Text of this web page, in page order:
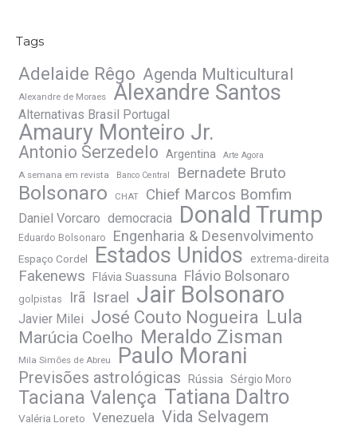
Tags
Adelaide Rêgo Agenda Multicultural
Alexandre de Moraes Alexandre Santos
Alternativas Brasil Portugal
Amaury Monteiro Jr.
Antonio Serzedelo Argentina Arte Agora
A semana em revista Banco Central Bernadete Bruto
Bolsonaro CHAT Chief Marcos Bomfim
Daniel Vorcaro democracia Donald Trump
Eduardo Bolsonaro Engenharia & Desenvolvimento
Espaço Cordel Estados Unidos extrema-direita
Fakenews Flávia Suassuna Flávio Bolsonaro
golpistas Irã Israel Jair Bolsonaro
Javier Milei José Couto Nogueira Lula
Marúcia Coelho Meraldo Zisman
Mila Simões de Abreu Paulo Morani
Previsões astrológicas Rússia Sérgio Moro
Taciana Valença Tatiana Daltro
Valéria Loreto Venezuela Vida Selvagem